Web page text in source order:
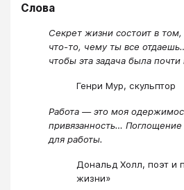
Слова
Секрет жизни состоит в
что-то, чему ты все
чтобы эта задача была
Генри Мур, скульптор
Работа — это моя
привязанность…
для работы.
Дональд Холл, поэт и
жизни»